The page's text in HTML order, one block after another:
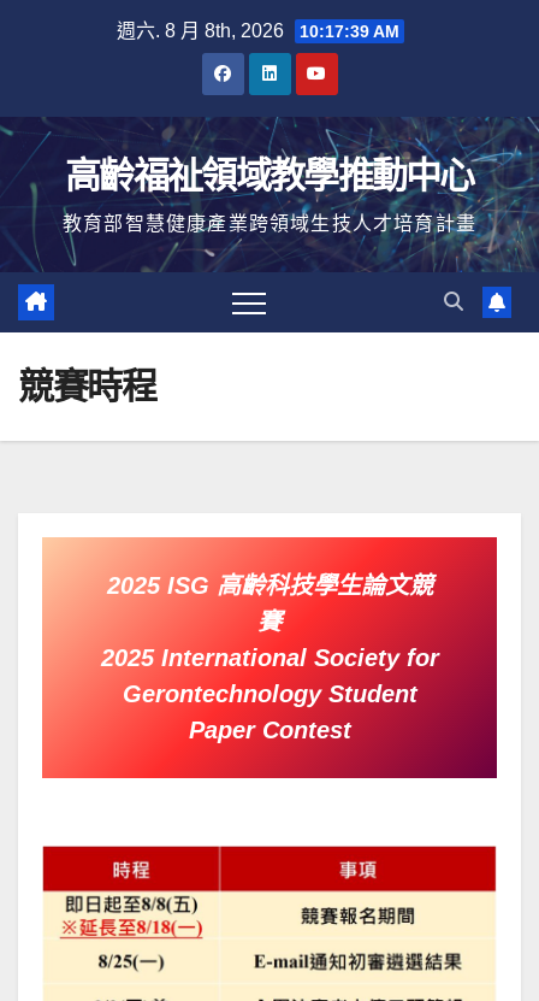
週六. 8 月 8th, 2026 10:17:40 AM
高齡福祉領域教學推動中心
教育部智慧健康產業跨領域生技人才培育計畫
競賽時程
2025 ISG 高齡科技學生論文競
賽
2025 International Society for
Gerontechnology Student
Paper Contest